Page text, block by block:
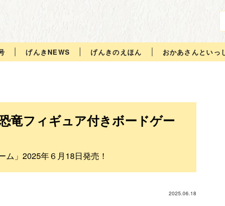
げんきNEWS げんきのえほん おかあさんといっ
竜フィギュア付きボードゲー
」2025年６月18日発売！
2025.06.18